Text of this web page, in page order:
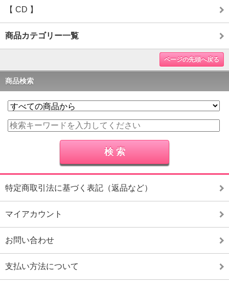
【 CD 】
商品カテゴリー一覧
ページの先頭へ戻る
商品検索
特定商取引法に基づく表記（返品など）
マイアカウント
お問い合わせ
支払い方法について